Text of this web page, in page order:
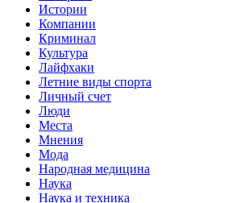
Истории
Компании
Криминал
Культура
Лайфхаки
Летние виды спорта
Личный счет
Люди
Места
Мнения
Мода
Народная медицина
Наука
Наука и техника